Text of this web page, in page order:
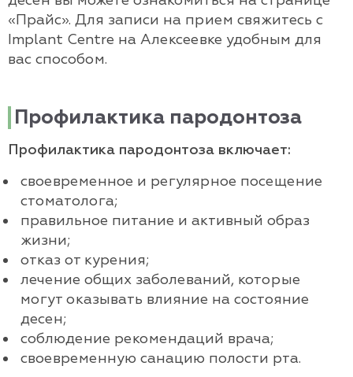
«Прайс». Для записи на прием свяжитесь с
Implant Centre на Алексеевке удобным для
вас способом.
Профилактика пародонтоза
Профилактика пародонтоза включает:
своевременное и регулярное посещение
стоматолога;
правильное питание и активный образ
жизни;
отказ от курения;
лечение общих заболеваний, которые
могут оказывать влияние на состояние
десен;
соблюдение рекомендаций врача;
своевременную санацию полости рта.